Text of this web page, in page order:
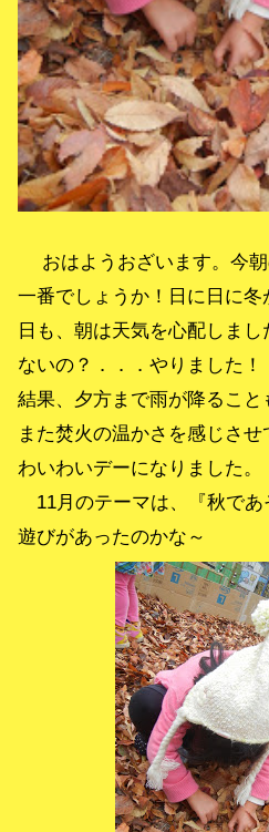
おはようおざいます。今
一番でしょうか！日に日に
日も、朝は天気を心配しま
ないの？．．．やりました！
結果、夕方まで雨が降るこ
また焚火の温かさを感じさ
わいわいデーになりました。
11月のテーマは、『秋であ
遊びがあったのかな～